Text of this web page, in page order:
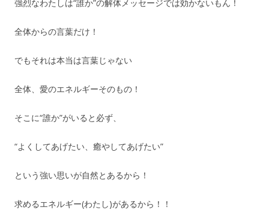
強烈なわたしは“誰か”の解体メッセージでは効かないもん！
全体からの言葉だけ！
でもそれは本当は言葉じゃない
全体、愛のエネルギーそのもの！
そこに“誰か”がいると必ず、
“よくしてあげたい、癒やしてあげたい”
という強い思いが自然とあるから！
求めるエネルギー(わたし)があるから！！